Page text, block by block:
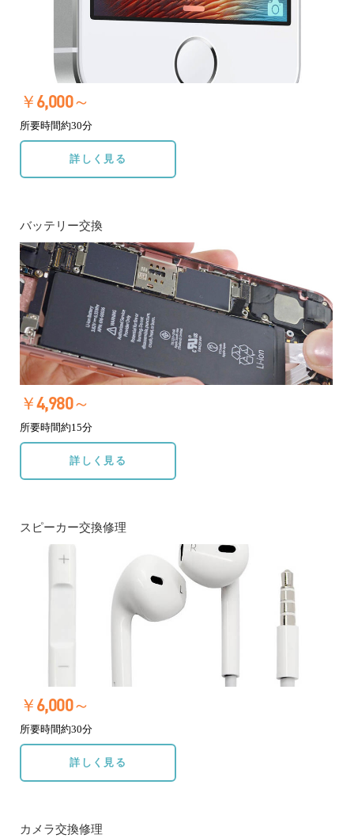
￥6,000～
所要時間約30分
詳しく見る
バッテリー交換
￥4,980～
所要時間約15分
詳しく見る
スピーカー交換修理
￥6,000～
所要時間約30分
詳しく見る
カメラ交換修理